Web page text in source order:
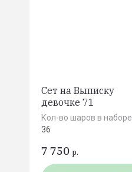
Сет на Выписку
девочке 71
Кол-во шаров в наборе
36
7 750 р.